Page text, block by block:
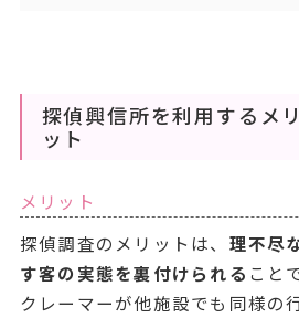
探偵興信所を利用するメ
ット
メリット
探偵調査のメリットは、 理不尽
す客の実態を裏付けられる こと
クレーマーが他施設でも同様の